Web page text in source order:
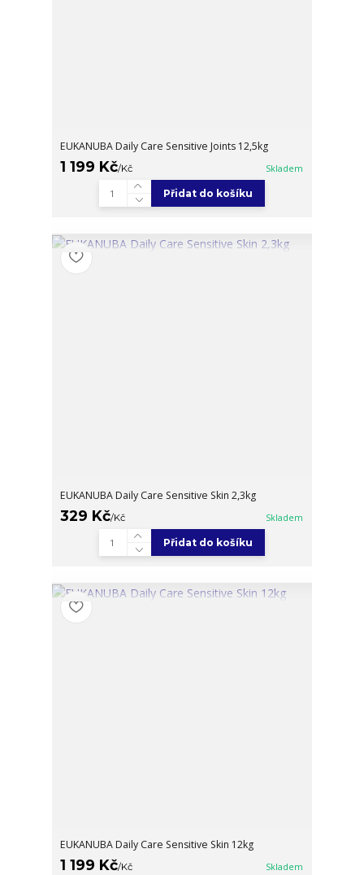
EUKANUBA Daily Care Sensitive Joints 12,5kg
1 199 Kč/Kč Skladem
Přidat do košíku
EUKANUBA Daily Care Sensitive Skin 2,3kg
329 Kč/Kč Skladem
Přidat do košíku
EUKANUBA Daily Care Sensitive Skin 12kg
1 199 Kč/Kč Skladem